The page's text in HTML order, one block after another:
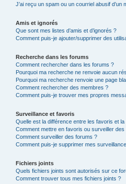
J’ai reçu un spam ou un courriel abusif d’un
Amis et ignorés
Que sont mes listes d’amis et d’ignorés ?
Comment puis-je ajouter/supprimer des
Recherche dans les forums
Comment rechercher dans les forums ?
Pourquoi ma recherche ne renvoie aucun
Pourquoi ma recherche renvoie une page
Comment rechercher des membres ?
Comment puis-je trouver mes propres
Surveillance et favoris
Quelle est la différence entre les favoris et
Comment mettre en favoris ou surveiller des
Comment surveiller des forums ?
Comment puis-je supprimer mes
Fichiers joints
Quels fichiers joints sont autorisés sur ce
Comment trouver tous mes fichiers joints ?